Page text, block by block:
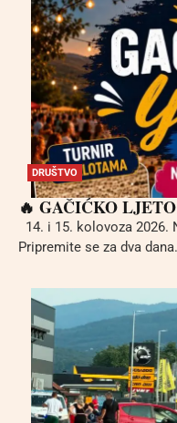
DRUŠTVO
🔥 GAČIĆKO LJETO
14. i 15. kolovoza
Pripremite se za dva